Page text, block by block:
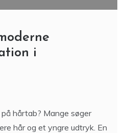
i
hårtab? Mange søger
hår og et yngre udtryk. En